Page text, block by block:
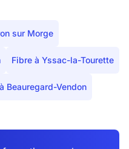
sur Morge
Fibre à Yssac-la-Tourette
Beauregard-Vendon